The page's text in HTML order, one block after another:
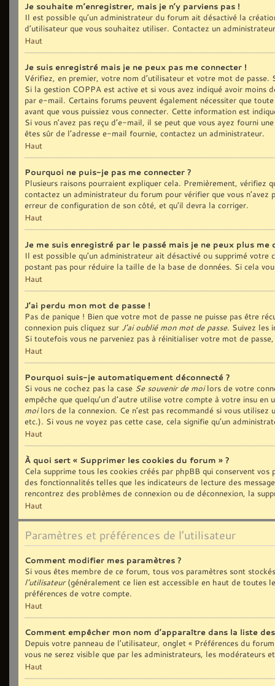
Je souhaite m’enregistrer, mais je n’y parviens pas !
Il est possible qu’un administrateur du forum ait désactivé la
d’utilisateur que vous souhaitez utiliser. Contactez un
Haut
Je suis enregistré mais je ne peux pas me connecter !
Vérifiez, en premier, votre nom d’utilisateur et votre mot de passe.
Si la gestion COPPA est active et si vous avez indiqué avoir moins
par e-mail. Certains forums peuvent également nécessiter que
avant que vous puissiez vous connecter. Cette information est
Si vous n’avez pas reçu d’e-mail, il se peut que vous ayez fourni
êtes sûr de l’adresse e-mail fournie, contactez un administrateur.
Haut
Pourquoi ne puis-je pas me connecter ?
Plusieurs raisons pourraient expliquer cela. Premièrement, vérifiez
contactez un administrateur du forum pour vérifier que vous
erreur de configuration de son côté, et qu’il devra la corriger.
Haut
Je me suis enregistré par le passé mais je ne peux plus me
Il est possible qu’un administrateur ait désactivé ou supprimé
postant pas pour réduire la taille de la base de données. Si cela
Haut
J’ai perdu mon mot de passe !
Pas de panique ! Bien que votre mot de passe ne puisse pas être
connexion puis cliquez sur J’ai oublié mon mot de passe. Suivez les
Si toutefois vous ne parveniez pas à réinitialiser votre mot de
Haut
Pourquoi suis-je automatiquement déconnecté ?
Si vous ne cochez pas la case Se souvenir de moilors de votre
empêche que quelqu’un d’autre utilise votre compte à votre insu
moilors de la connexion. Ce n’est pas recommandé si vous
etc.). Si vous ne voyez pas cette case, cela signifie qu’un
Haut
À quoi sert « Supprimer les cookies du forum » ?
Cela supprime tous les cookies créés par phpBB qui conservent
des fonctionnalités telles que les indicateurs de lecture des
rencontrez des problèmes de connexion ou de déconnexion, la
Haut
Paramètres et préférences de l’utilisateur
Comment modifier mes paramètres ?
Si vous êtes membre de ce forum, tous vos paramètres sont
l’utilisateur(généralement ce lien est accessible en haut de toutes
préférences de votre compte.
Haut
Comment empêcher mon nom d’apparaître dans la liste
Depuis votre panneau de l’utilisateur, onglet « Préférences du
vous ne serez visible que par les administrateurs, les modérateurs
Haut